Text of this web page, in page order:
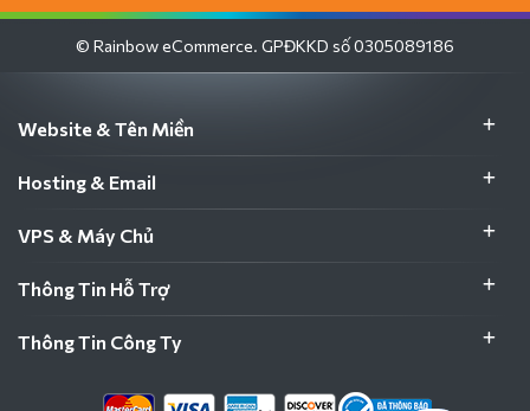
© Rainbow eCommerce. GPĐKKD số 0305089186
Website & Tên Miền
Hosting & Email
VPS & Máy Chủ
Thông Tin Hỗ Trợ
Thông Tin Công Ty